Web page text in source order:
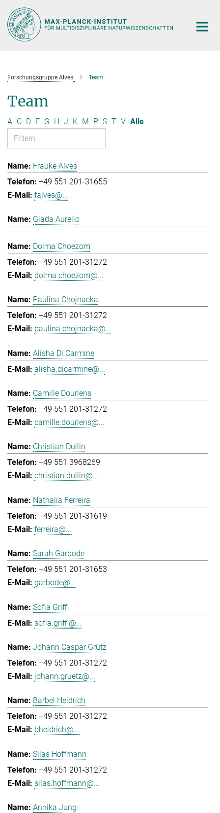
Hauptinhalt
Forschungsgruppe Alves Team
Team
A C D F G H J K M P S T V Alle
Frauke Alves
+49 551 201-31655
falves@...
Giada Aurelio
Dolma Choezom
+49 551 201-31272
dolma.choezom@...
Paulina Chojnacka
+49 551 201-31272
paulina.chojnacka@...
Alisha Di Carmine
alisha.dicarmine@...
Camille Dourlens
+49 551 201-31272
camille.dourlens@...
Christian Dullin
+49 551 3968269
christian.dullin@...
Nathalia Ferreira
+49 551 201-31619
ferreira@...
Sarah Garbode
+49 551 201-31653
garbode@...
Sofia Griffi
sofia.griffi@...
Johann Caspar Grütz
+49 551 201-31272
johann.gruetz@...
Bärbel Heidrich
+49 551 201-31272
bheidrich@...
Silas Hoffmann
+49 551 201-31272
silas.hoffmann@...
Annika Jung